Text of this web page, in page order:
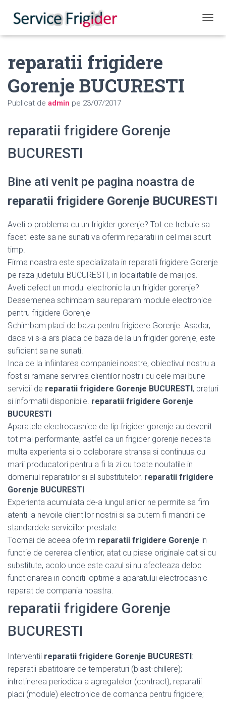
reparatii frigidere
Gorenje BUCURESTI
Publicat de admin pe 23/07/2017
reparatii frigidere Gorenje
BUCURESTI
Bine ati venit pe pagina noastra de
reparatii frigidere Gorenje BUCURESTI
Aveti o problema cu un frigider gorenje? Tot ce trebuie sa
faceti este sa ne sunati va oferim reparatii in cel mai scurt
timp.
Firma noastra este specializata in reparatii frigidere Gorenje
pe raza judetului BUCURESTI, in localitatiile de mai jos.
Aveti defect un modul electronic la un frigider gorenje?
Deasemenea schimbam sau reparam module electronice
pentru frigidere Gorenje
Schimbam placi de baza pentru frigidere Gorenje. Asadar,
daca vi s-a ars placa de baza de la un frigider gorenje, este
suficient sa ne sunati.
Inca de la infiintarea companiei noastre, obiectivul nostru a
fost si ramane servirea clientilor nostrii cu cele mai bune
servicii de reparatii frigidere Gorenje BUCURESTI, preturi
si informatii disponibile. reparatii frigidere Gorenje
BUCURESTI
Aparatele electrocasnice de tip frigider gorenje au devenit
tot mai performante, astfel ca un frigider gorenje necesita
multa experienta si o colaborare stransa si continuua cu
marii producatori pentru a fi la zi cu toate noutatile in
domeniul reparatiilor si al substitutelor. reparatii frigidere
Gorenje BUCURESTI
Experienta acumulata de-a lungul anilor ne permite sa fim
atenti la nevoile clientilor nostrii si sa putem fi mandrii de
standardele serviciilor prestate.
Tocmai de aceea oferim reparatii frigidere Gorenje in
functie de cererea clientilor, atat cu piese originale cat si cu
substitute, acolo unde este cazul si nu afecteaza deloc
functionarea in conditii optime a aparatului electrocasnic
reparat de compania noastra.
reparatii frigidere Gorenje
BUCURESTI
Interventii reparatii frigidere Gorenje BUCURESTI:
reparatii abatitoare de temperaturi (blast-chillere);
intretinerea periodica a agregatelor (contract); reparatii
placi (module) electronice de comanda pentru frigidere;